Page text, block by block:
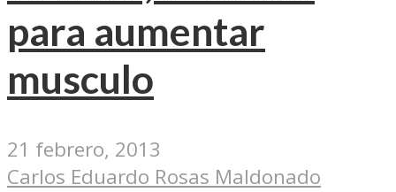
para aumentar
musculo
21 febrero, 2013
Carlos Eduardo Rosas Maldonado